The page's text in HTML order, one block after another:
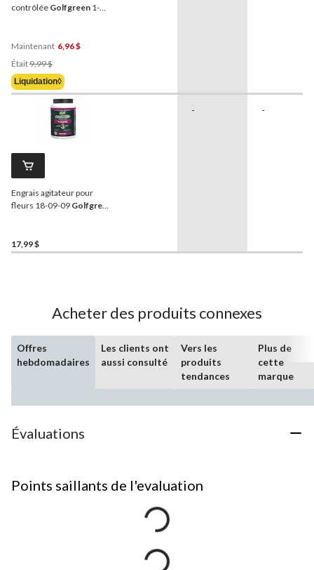
contrôlée Golfgreen 1-
Maintenant 6,96 $
Était9,99 $
Était
9,99 $
Liquidation◊
Engrais agitateur pour
fleurs 18-09-09 Golfgreen
17,99 $
- -
Acheter des produits connexes
Offres
hebdomadaires
Les clients ont
aussi consulté
Vers les
produits
tendances
Plus de
cette
marque
Évaluations
Points saillants de l'evaluation